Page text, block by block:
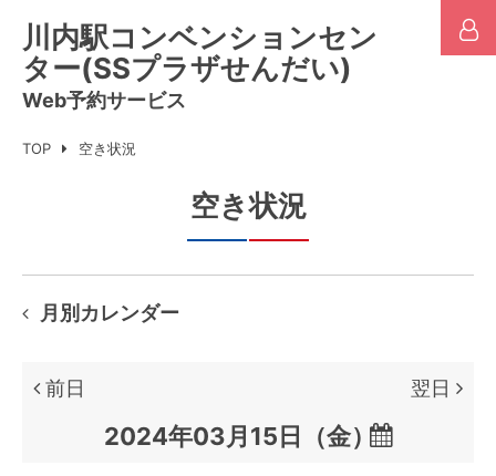
川内駅コンベンションセン
ター(SSプラザせんだい)
Web予約サービス
TOP 空き状況
空き状況
月別カレンダー
前日

翌日